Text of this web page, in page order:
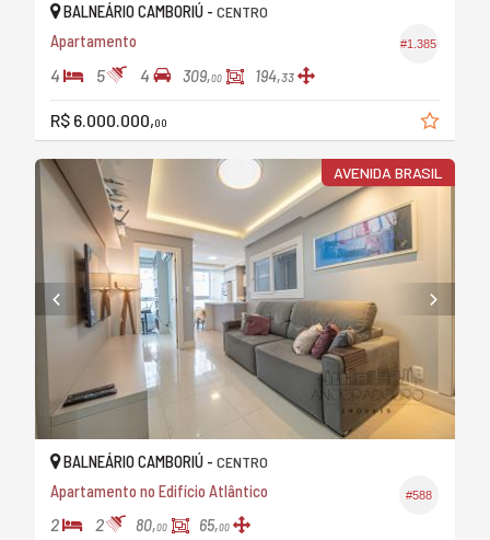
#1.385
BALNEÁRIO CAMBORIÚ - CENTRO
Apartamento
4 5 4 309,00 194,33
R$ 6.000.000,00
AVENIDA BRASIL
#588
BALNEÁRIO CAMBORIÚ - CENTRO
Apartamento no Edifício Atlântico
2 2 80,00 65,00